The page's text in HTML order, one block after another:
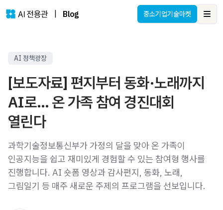
Blog 중소기업기술마켓
AI 정책광장
[보도자료] 편지부터 동화·노래까지
AI로… 온 가족 참여 경진대회
열린다
과학기술정보통신부가 가정의 달을 맞아 온 가족이
인공지능을 쉽고 재미있게 경험할 수 있는 참여형 행사를
진행합니다. AI 숏폼 영상과 감사편지, 동화, 노래,
그림일기 등 매주 새로운 주제의 프로그램을 선보입니다.